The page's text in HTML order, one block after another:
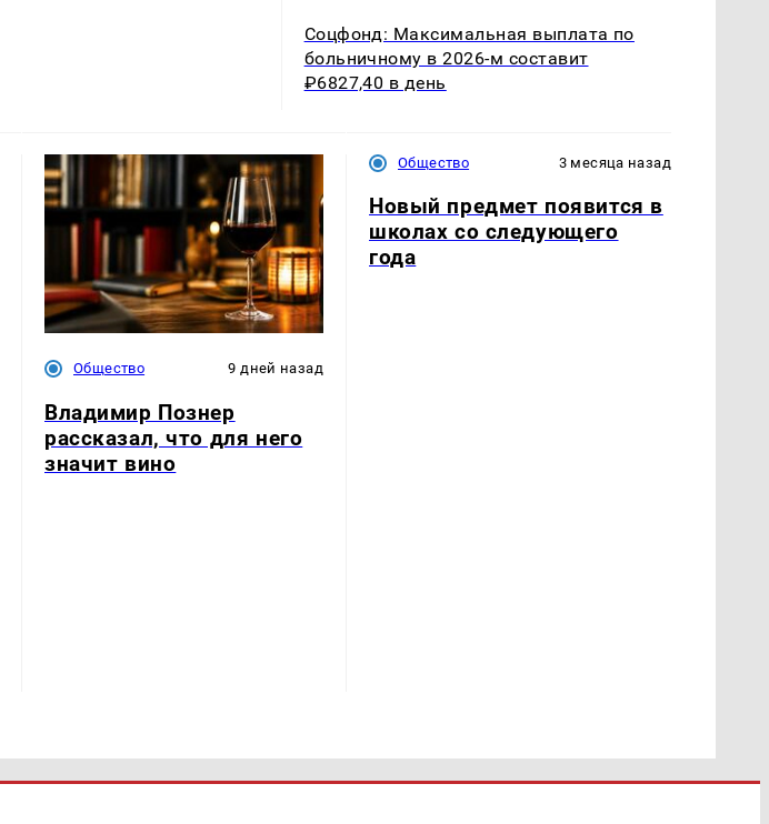
Соцфонд: Максимальная выплата по
больничному в 2026-м составит
₽6827,40 в день
Общество 9 дней назад
Владимир Познер
рассказал, что для него
значит вино
Общество 3 месяца назад
Новый предмет появится в
школах со следующего
года